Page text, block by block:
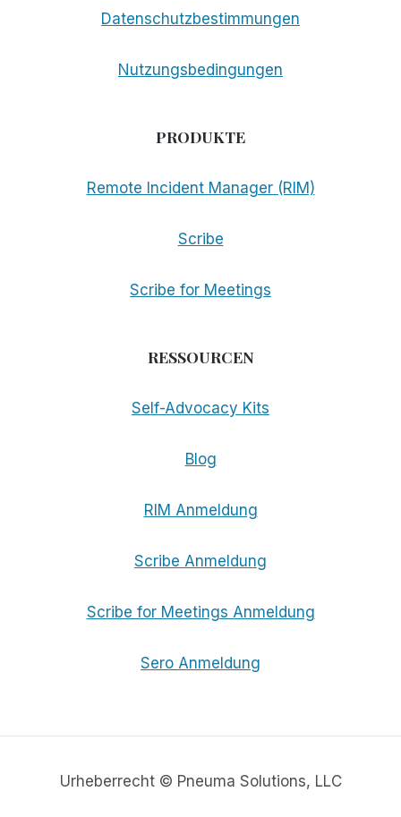
Datenschutzbestimmungen
Nutzungsbedingungen
PRODUKTE
Remote Incident Manager (RIM)
Scribe
Scribe for Meetings
RESSOURCEN
Self-Advocacy Kits
Blog
RIM Anmeldung
Scribe Anmeldung
Scribe for Meetings Anmeldung
Sero Anmeldung
Urheberrecht © Pneuma Solutions, LLC